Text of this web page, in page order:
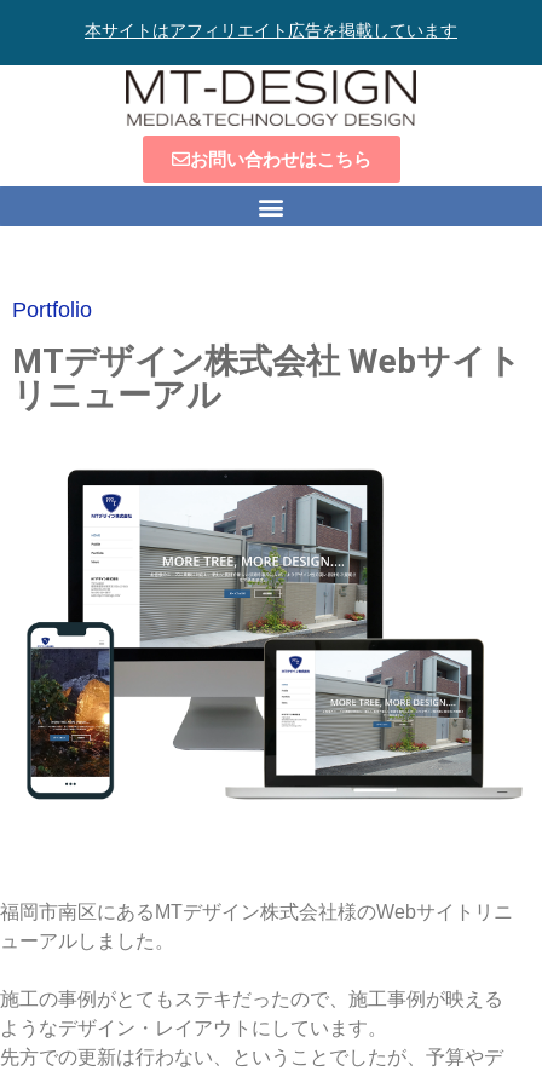
本サイトはアフィリエイト広告を掲載しています
お問い合わせはこちら
Portfolio
MTデザイン株式会社 Webサイト
リニューアル
福岡市南区にあるMTデザイン株式会社様のWebサイトリニ
ューアルしました。
施工の事例がとてもステキだったので、施工事例が映える
ようなデザイン・レイアウトにしています。
先方での更新は行わない、ということでしたが、予算やデ